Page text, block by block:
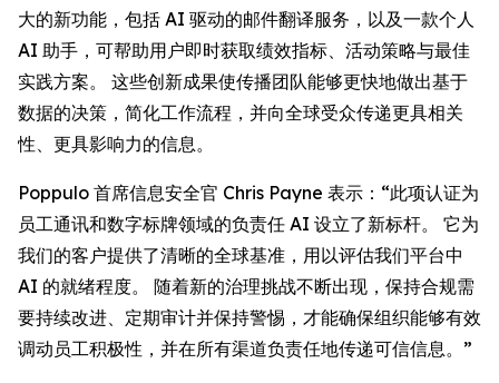
大的新功能，包括 AI 驱动的邮件翻译服务，以及一款个人
AI 助手，可帮助用户即时获取绩效指标、活动策略与最佳
实践方案。 这些创新成果使传播团队能够更快地做出基于
数据的决策，简化工作流程，并向全球受众传递更具相关
性、更具影响力的信息。
Poppulo 首席信息安全官 Chris Payne 表示：“此项认证为
员工通讯和数字标牌领域的负责任 AI 设立了新标杆。 它为
我们的客户提供了清晰的全球基准，用以评估我们平台中
AI 的就绪程度。 随着新的治理挑战不断出现，保持合规需
要持续改进、定期审计并保持警惕，才能确保组织能够有效
调动员工积极性，并在所有渠道负责任地传递可信信息。”